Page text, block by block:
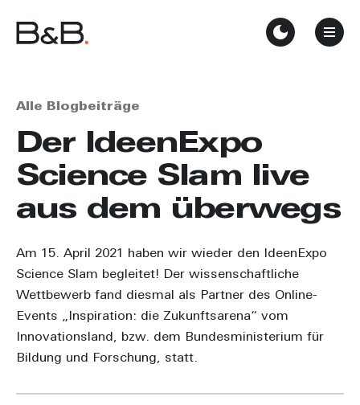
Alle Blogbeiträge
Der IdeenExpo
Science Slam live
aus dem überwegs
Am 15. April 2021 haben wir wieder den IdeenExpo
Science Slam begleitet! Der wissenschaftliche
Wettbewerb fand diesmal als Partner des Online-
Events „Inspiration: die Zukunftsarena“ vom
Innovationsland, bzw. dem Bundesministerium für
Bildung und Forschung, statt.